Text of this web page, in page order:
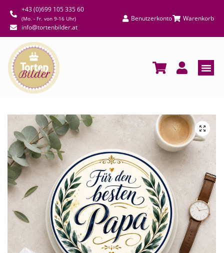
+43 (0)699 105 335 60
(Mo. - Fr. von 9-16 Uhr)
info@tortenbilder.at
Benutzerkonto Warenkorb